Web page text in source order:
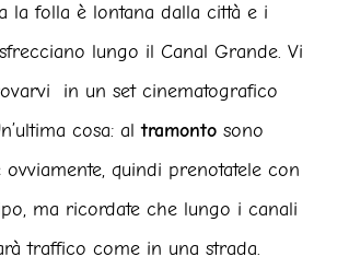
la folla è lontana dalla città e i
lungo il Canal Grande. Vi
in un set cinematografico
cosa: altramonto sono
ovviamente, quindi prenotatele con
ma ricordate che lungo i canali
traffico come in una strada.